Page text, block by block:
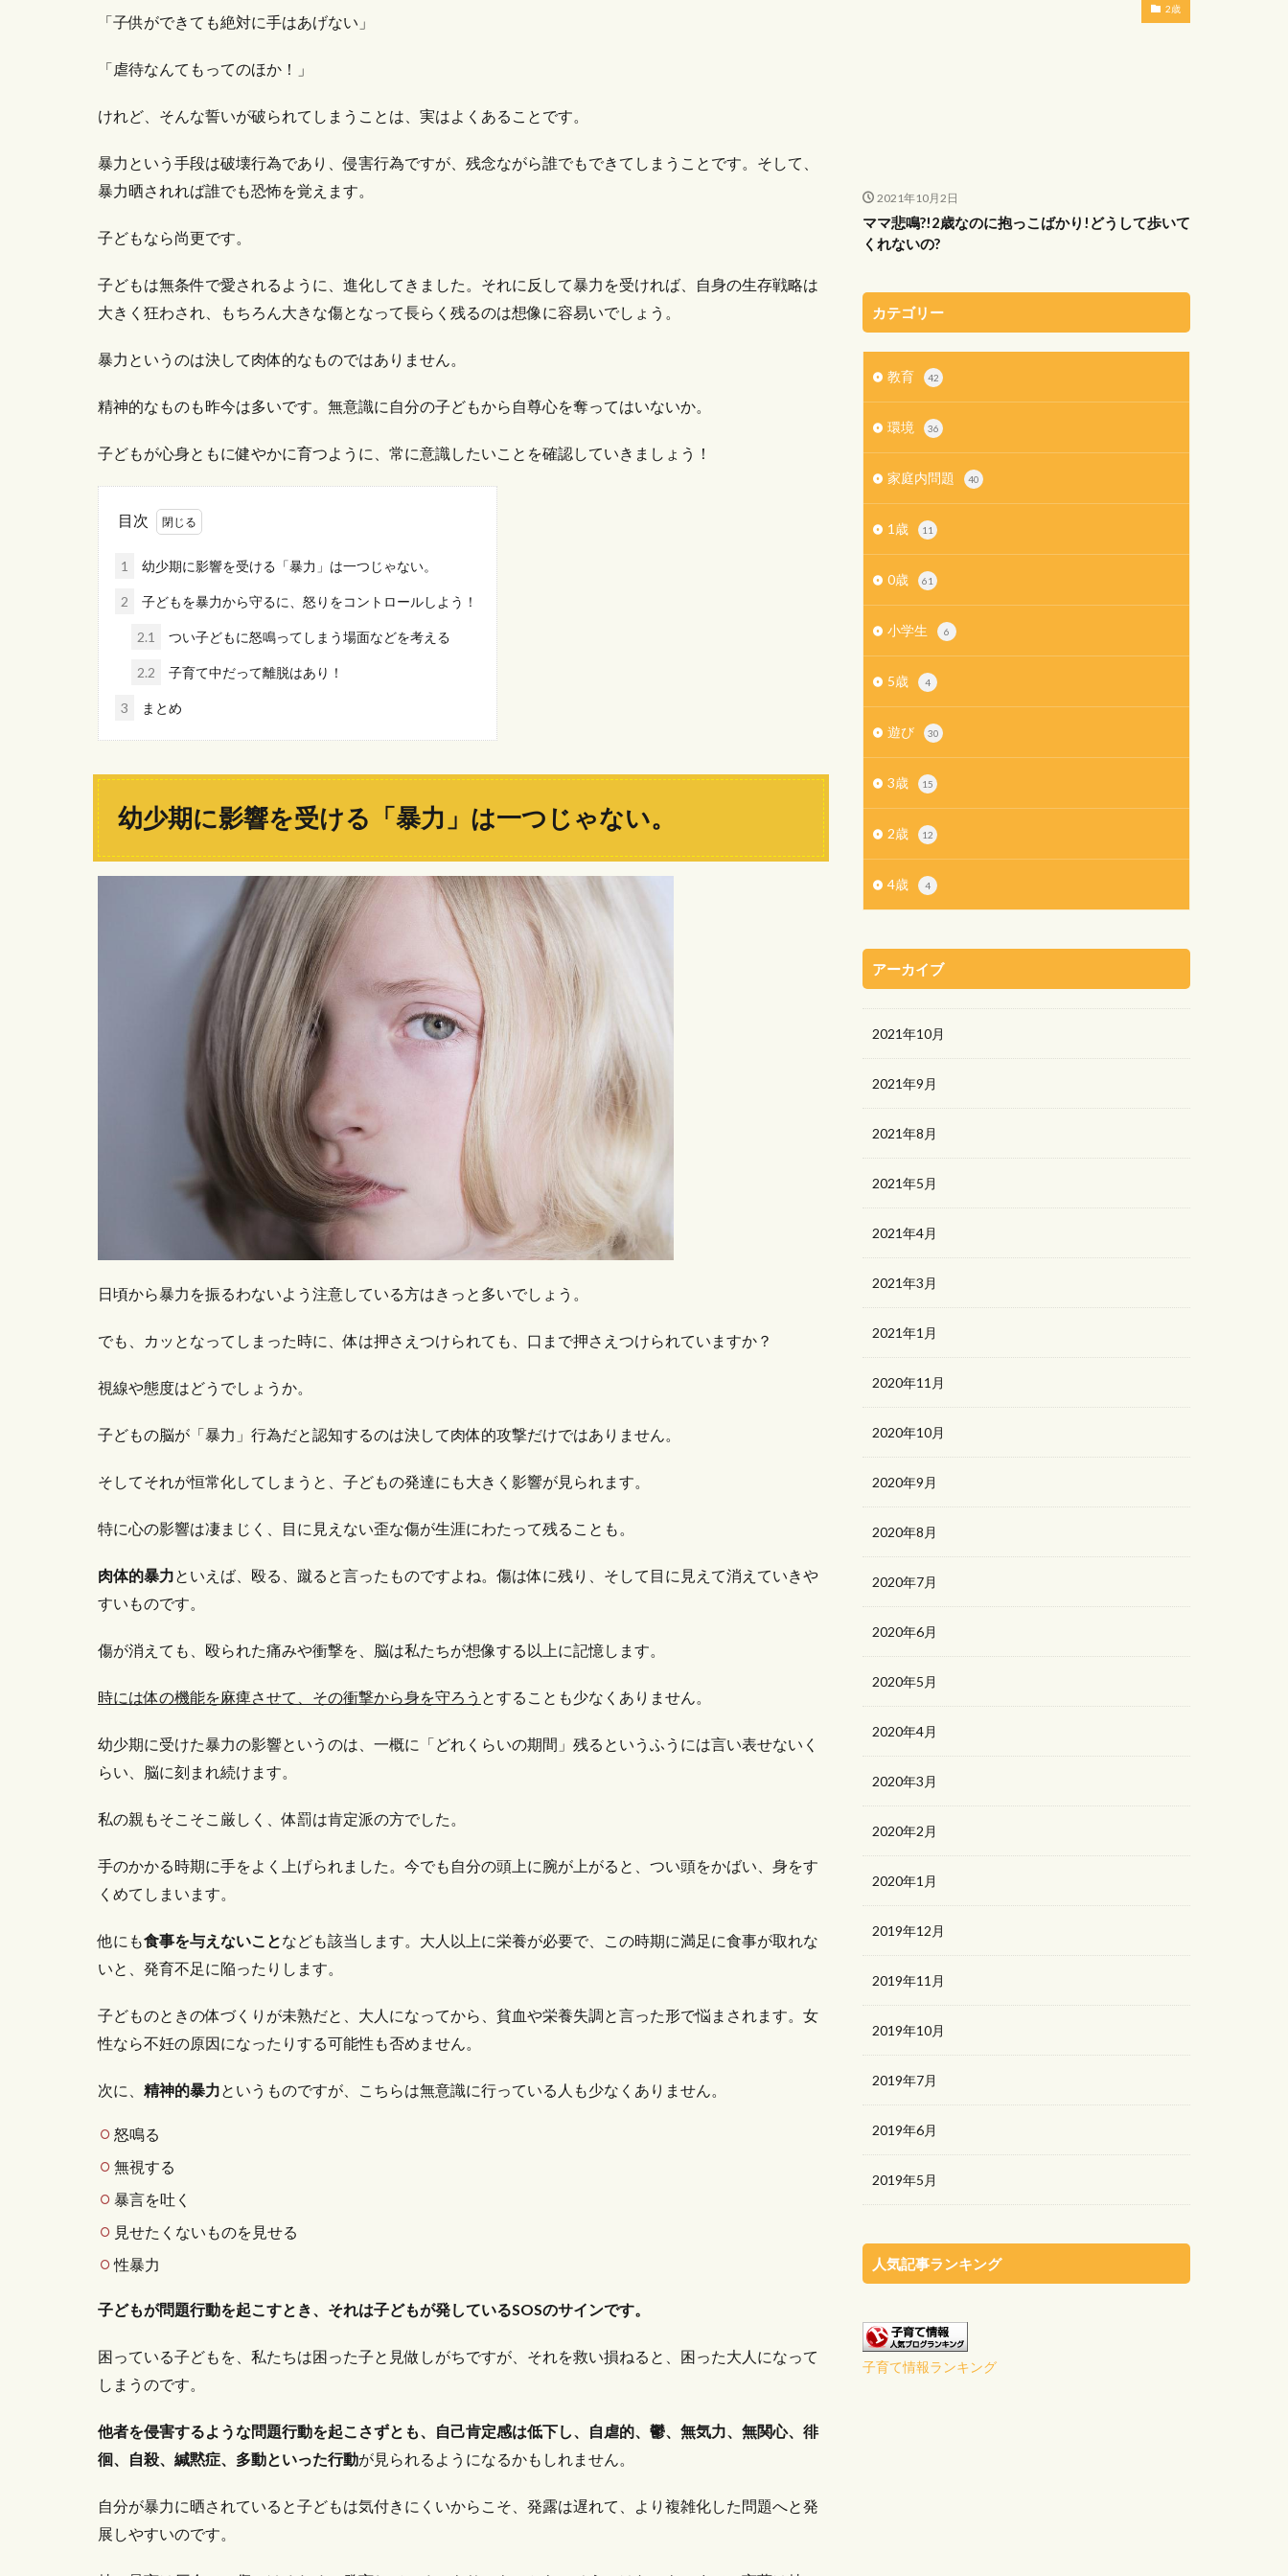
「子供ができても絶対に手はあげない」
「虐待なんてもってのほか！」
けれど、そんな誓いが破られてしまうことは、実はよくあることです。
暴力という手段は破壊行為であり、侵害行為ですが、残念ながら誰でもできてしまうことです。そして、
暴力晒されれば誰でも恐怖を覚えます。
子どもなら尚更です。
子どもは無条件で愛されるように、進化してきました。それに反して暴力を受ければ、自身の生存戦略は
大きく狂わされ、もちろん大きな傷となって長らく残るのは想像に容易いでしょう。
暴力というのは決して肉体的なものではありません。
精神的なものも昨今は多いです。無意識に自分の子どもから自尊心を奪ってはいないか。
子どもが心身ともに健やかに育つように、常に意識したいことを確認していきましょう！
目次
1 幼少期に影響を受ける「暴力」は一つじゃない。
2 子どもを暴力から守るに、怒りをコントロールしよう！
2.1 つい子どもに怒鳴ってしまう場面などを考える
2.2 子育て中だって離脱はあり！
3 まとめ
幼少期に影響を受ける「暴力」は一つじゃない。
日頃から暴力を振るわないよう注意している方はきっと多いでしょう。
でも、カッとなってしまった時に、体は押さえつけられても、口まで押さえつけられていますか？
視線や態度はどうでしょうか。
子どもの脳が「暴力」行為だと認知するのは決して肉体的攻撃だけではありません。
そしてそれが恒常化してしまうと、子どもの発達にも大きく影響が見られます。
特に心の影響は凄まじく、目に見えない歪な傷が生涯にわたって残ることも。
肉体的暴力といえば、殴る、蹴ると言ったものですよね。傷は体に残り、そして目に見えて消えていきや
すいものです。
傷が消えても、殴られた痛みや衝撃を、脳は私たちが想像する以上に記憶します。
時には体の機能を麻痺させて、その衝撃から身を守ろう とすることも少なくありません。
幼少期に受けた暴力の影響というのは、一概に「どれくらいの期間」残るというふうには言い表せないく
らい、脳に刻まれ続けます。
私の親もそこそこ厳しく、体罰は肯定派の方でした。
手のかかる時期に手をよく上げられました。今でも自分の頭上に腕が上がると、つい頭をかばい、身をす
くめてしまいます。
他にも食事を与えないことなども該当します。大人以上に栄養が必要で、この時期に満足に食事が取れな
いと、発育不足に陥ったりします。
子どものときの体づくりが未熟だと、大人になってから、貧血や栄養失調と言った形で悩まされます。女
性なら不妊の原因になったりする可能性も否めません。
次に、 精神的暴力というものですが、こちらは無意識に行っている人も少なくありません。
怒鳴る
無視する
暴言を吐く
見せたくないものを見せる
性暴力
子どもが問題行動を起こすとき、それは子どもが発しているSOSのサインです。
困っている子どもを、私たちは困った子と見做しがちですが、それを救い損ねると、困った大人になって
しまうのです。
他者を侵害するような問題行動を起こさずとも、自己肯定感は低下し、自虐的、鬱、無気力、無関心、徘
徊、自殺、緘黙症、多動といった行動が見られるようになるかもしれません。
自分が暴力に晒されていると子どもは気付きにくいからこそ、発露は遅れて、より複雑化した問題へと発
展しやすいのです。
2歳
2021年10月2日
ママ悲鳴?!2歳なのに抱っこばかり!どうして歩いて
くれないの?
カテゴリー
教育 42
環境 36
家庭内問題 40
1歳 11
0歳 61
小学生 6
5歳 4
遊び 30
3歳 15
2歳 12
4歳 4
アーカイブ
2021年10月
2021年9月
2021年8月
2021年5月
2021年4月
2021年3月
2021年1月
2020年11月
2020年10月
2020年9月
2020年8月
2020年7月
2020年6月
2020年5月
2020年4月
2020年3月
2020年2月
2020年1月
2019年12月
2019年11月
2019年10月
2019年7月
2019年6月
2019年5月
人気記事ランキング
子育て情報ランキング